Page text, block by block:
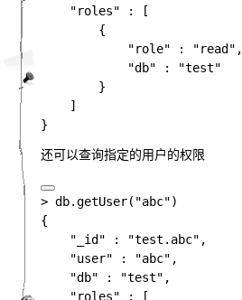
    "roles" : [
        {
            "role" : "read",
            "db" : "test"
        }
    ]
还可以查询指定的用户的权限
> db.getUser("abc")
{
    "_id" : "test.abc",
    "user" : "abc",
    "db" : "test",
    "roles" : [